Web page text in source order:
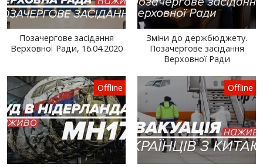
Позачергове засідання
Верховної Ради, 16.04.2020
Зміни до держбюджету.
Позачергове засідання
Верховної Ради
Offline Offline